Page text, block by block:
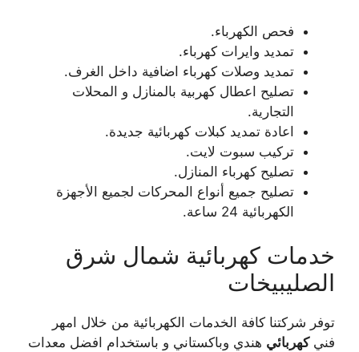
فحص الكهرباء.
تمديد وايرات كهرباء.
تمديد وصلات كهرباء اضافية داخل الغرف.
تصليح اعطال كهربية بالمنازل و المحلات
التجارية.
اعادة تمديد كبلات كهربائية جديدة.
تركيب سبوت لايت.
تصليح كهرباء المنازل.
تصليح جميع أنواع المحركات لجميع الأجهزة
الكهربائية 24 ساعة.
خدمات كهربائية شمال شرق
الصليبيخات
توفر شركتنا كافة الخدمات الكهربائية من خلال امهر
فنيكهربائي هندي وباكستاني و باستخدام افضل معدات